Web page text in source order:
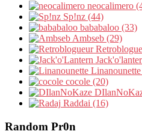
neocalimero
Sp!nz (44)
bababaloo (33)
Ambseb (29)
cocole (20)
Raddai (16)
Random Pr0n